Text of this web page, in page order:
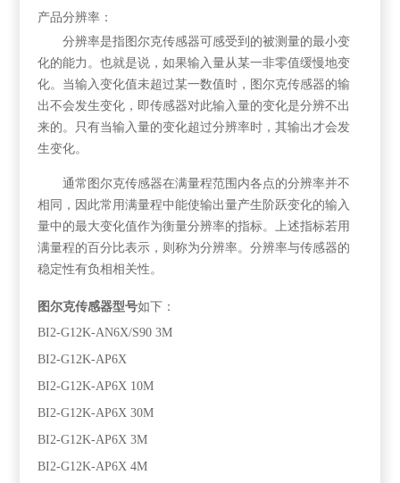
产品分辨率：
分辨率是指图尔克传感器可感受到的被测量的最小变
化的能力。也就是说，如果输入量从某一非零值缓慢地变
化。当输入变化值未超过某一数值时，图尔克传感器的输
出不会发生变化，即传感器对此输入量的变化是分辨不出
来的。只有当输入量的变化超过分辨率时，其输出才会发
生变化。
通常图尔克传感器在满量程范围内各点的分辨率并不
相同，因此常用满量程中能使输出量产生阶跃变化的输入
量中的最大变化值作为衡量分辨率的指标。上述指标若用
满量程的百分比表示，则称为分辨率。分辨率与传感器的
稳定性有负相相关性。
图尔克传感器型号如下：
BI2-G12K-AN6X/S90 3M
BI2-G12K-AP6X
BI2-G12K-AP6X 10M
BI2-G12K-AP6X 30M
BI2-G12K-AP6X 3M
BI2-G12K-AP6X 4M